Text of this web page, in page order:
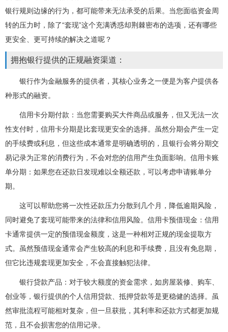
银行规则边缘的行为，都可能带来无法承受的后果。当您面临资金周
转的压力时，除了“套现”这个充满诱惑却荆棘密布的选项，还有哪些
更安全、更可持续的解决之道呢？
拥抱银行提供的正规融资渠道：
银行作为金融服务的提供者，其核心业务之一便是为客户提供各
种形式的融资。
信用卡分期付款：当您需要购买大件商品或服务，但又无法一次
性支付时，信用卡分期是比套现更安全的选择。虽然分期会产生一定
的手续费或利息，但这些成本通常是明确透明的，且银行会将分期交
易记录为正常的消费行为，不会对您的信用产生负面影响。信用卡账
单分期：如果您在还款日发现难以全额还款，可以考虑申请账单分
期。
这可以帮助您将一次性还款压力分散到几个月，降低逾期风险，
同时避免了套现可能带来的法律和信用风险。信用卡预借现金：信用
卡通常提供一定的预借现金额度，这是一种相对正规的现金提取方
式。虽然预借现金通常会产生较高的利息和手续费，且没有免息期，
但它比违规套现更加安全，不会直接触犯法律。
银行贷款产品：对于较大额度的资金需求，如房屋装修、购车、
创业等，银行提供的个人信用贷款、抵押贷款等是更稳健的选择。虽
然审批流程可能相对复杂，但一旦获批，其利率和还款方式都更加规
范，且不会损害您的信用记录。